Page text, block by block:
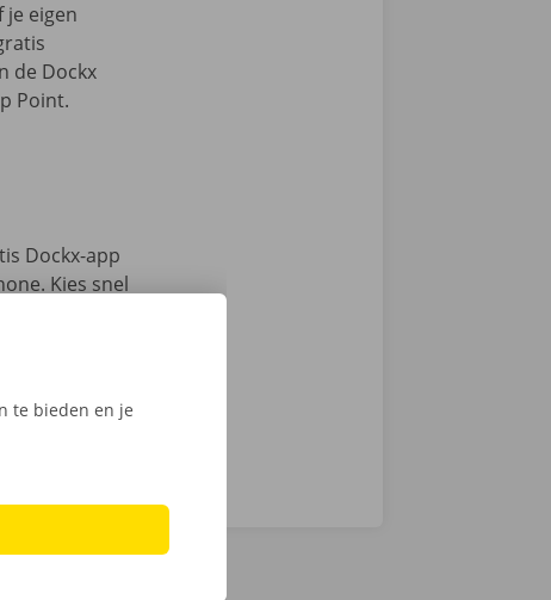
je eigen
de Dockx
Point.
Dockx-app
Kies snel
te bieden en je